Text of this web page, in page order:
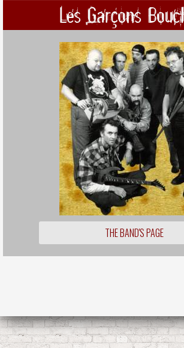
Les Garçons
THE BAND'S PAGE